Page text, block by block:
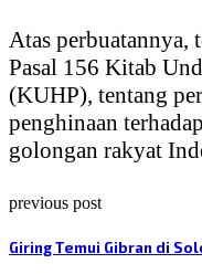
Atas perbuatannya,
Pasal 156 Kitab
(KUHP), tentang
penghinaan
golongan rakyat
previous post
Giring Temui Gibran di